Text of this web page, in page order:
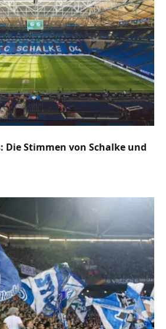
Die Stimmen von Schalke und